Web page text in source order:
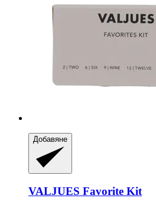
Добавяне
VALJUES Favorite Kit